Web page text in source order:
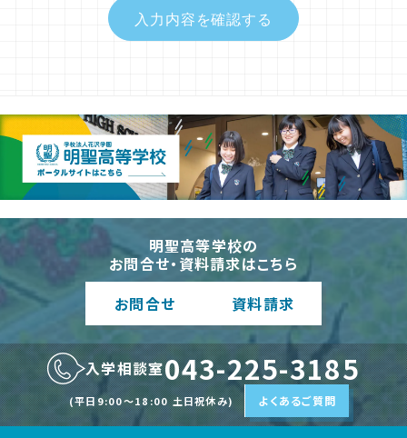
明聖高等学校の
お問合せ・資料請求はこちら
お問合せ 資料請求
入学相談室043-225-3185
(平日9:00〜18:00 土日祝休み) よくあるご質問